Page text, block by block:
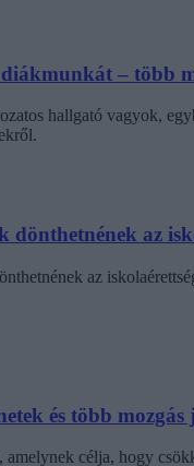
– több
hallgató vagyok,
dönthetnének az
az
és több
célja, hogy